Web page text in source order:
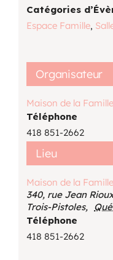
Catégories
Espace Famille,
Lieu
Maison de la
340, rue Jean
Trois-Pistoles,
Téléphone
418 851-2662
Organisateur
Maison de la
Téléphone
418 851-2662